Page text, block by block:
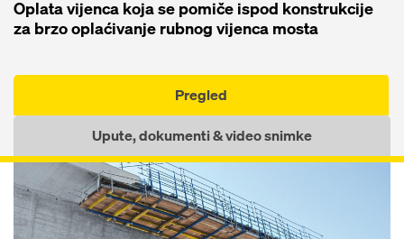
Oplata vijenca koja se pomiče ispod konstrukcije
za brzo oplaćivanje rubnog vijenca mosta
Pregled
Upute, dokumenti & video snimke